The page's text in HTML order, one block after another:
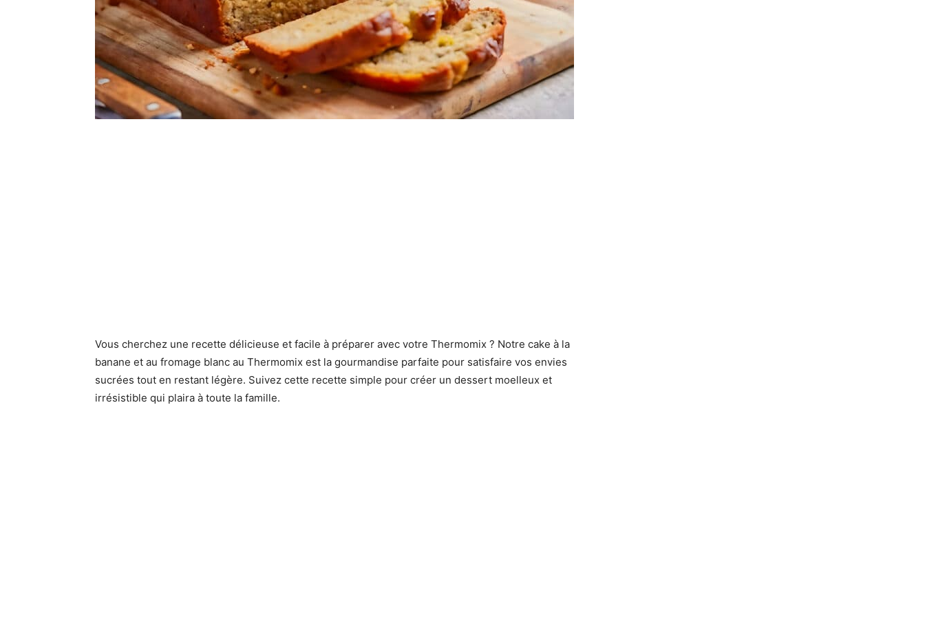
Vous cherchez une recette délicieuse et facile à préparer avec votre Thermomix ? Notre cake à la
banane et au fromage blanc au Thermomix est la gourmandise parfaite pour satisfaire vos envies
sucrées tout en restant légère. Suivez cette recette simple pour créer un dessert moelleux et
irrésistible qui plaira à toute la famille.